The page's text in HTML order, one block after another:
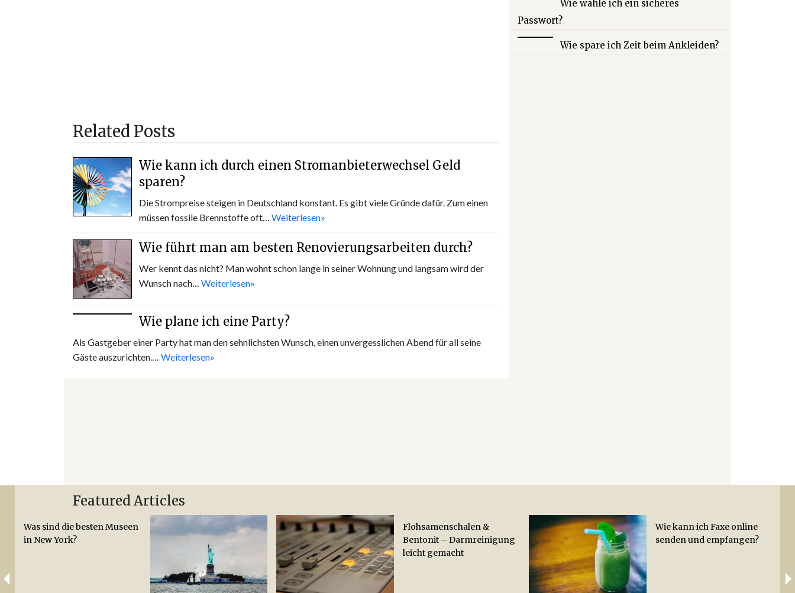
Related Posts
Wie kann ich durch einen Stromanbieterwechsel Geld
sparen?
Die Strompreise steigen in Deutschland konstant. Es gibt viele Gründe dafür. Zum einen
müssen fossile Brennstoffe oft… Weiterlesen»
Wie führt man am besten Renovierungsarbeiten durch?
Wer kennt das nicht? Man wohnt schon lange in seiner Wohnung und langsam wird der
Wunsch nach… Weiterlesen»
Wie plane ich eine Party?
Als Gastgeber einer Party hat man den sehnlichsten Wunsch, einen unvergesslichen Abend für all seine
Gäste auszurichten.… Weiterlesen»
Wie wähle ich ein sicheres
Passwort?
Wie spare ich Zeit beim Ankleiden?
Featured Articles
Was sind die besten Museen
in New York?
Flohsamenschalen &
Bentonit – Darmreinigung
leicht gemacht
Wie kann ich Faxe online
senden und empfangen?